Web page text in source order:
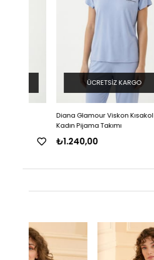
Diana Glamour Viskon Kısakol
Kadın Pijama Takımı
₺1.240,00
ÜCRETSIZ KARGO